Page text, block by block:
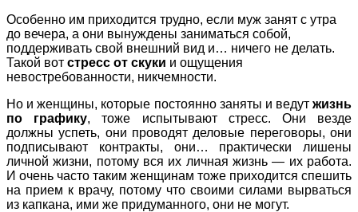
Особенно им приходится трудно, если муж занят с утра
до вечера, а они вынуждены заниматься собой,
поддерживать свой внешний вид и… ничего не делать.
Такой вот стресс от скуки и ощущения
невостребованности, никчемности.
Но и женщины, которые постоянно заняты и ведут жизнь
по графику, тоже испытывают стресс. Они везде
должны успеть, они проводят деловые переговоры, они
подписывают контракты, они… практически лишены
личной жизни, потому вся их личная жизнь — их работа.
И очень часто таким женщинам тоже приходится спешить
на прием к врачу, потому что своими силами вырваться
из капкана, ими же придуманного, они не могут.